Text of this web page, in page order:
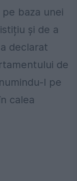
baza unei
și de a
declarat
de
l pe
calea